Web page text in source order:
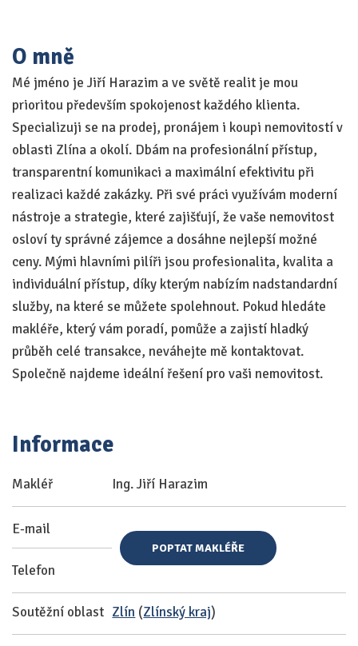
O mně
Mé jméno je Jiří Harazim a ve světě realit je mou
prioritou především spokojenost každého klienta.
Specializuji se na prodej, pronájem i koupi nemovitostí v
oblasti Zlína a okolí. Dbám na profesionální přístup,
transparentní komunikaci a maximální efektivitu při
realizaci každé zakázky. Při své práci využívám moderní
nástroje a strategie, které zajišťují, že vaše nemovitost
osloví ty správné zájemce a dosáhne nejlepší možné
ceny. Mými hlavními pilíři jsou profesionalita, kvalita a
individuální přístup, díky kterým nabízím nadstandardní
služby, na které se můžete spolehnout. Pokud hledáte
makléře, který vám poradí, pomůže a zajistí hladký
průběh celé transakce, neváhejte mě kontaktovat.
Společně najdeme ideální řešení pro vaši nemovitost.
Informace
Makléř Ing. Jiří Harazim
E-mail
Telefon
POPTAT MAKLÉŘE
Soutěžní oblast Zlín (Zlínský kraj)